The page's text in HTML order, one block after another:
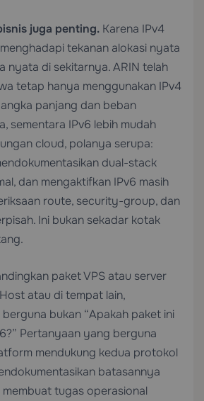
juga penting. Karena IPv4
tekanan alokasi nyata
nyata di sekitarnya. ARIN telah
tetap hanya menggunakan IPv4
panjang dan beban
sementara IPv6 lebih mudah
cloud, polanya serupa:
dual-stack
dan mengaktifkan IPv6 masih
route, security-group, dan
Ini bukan sekadar kotak
paket VPS atau server
atau di tempat lain,
bukan “Apakah paket ini
Pertanyaan yang berguna
mendukung kedua protokol
batasannya
tugas operasional